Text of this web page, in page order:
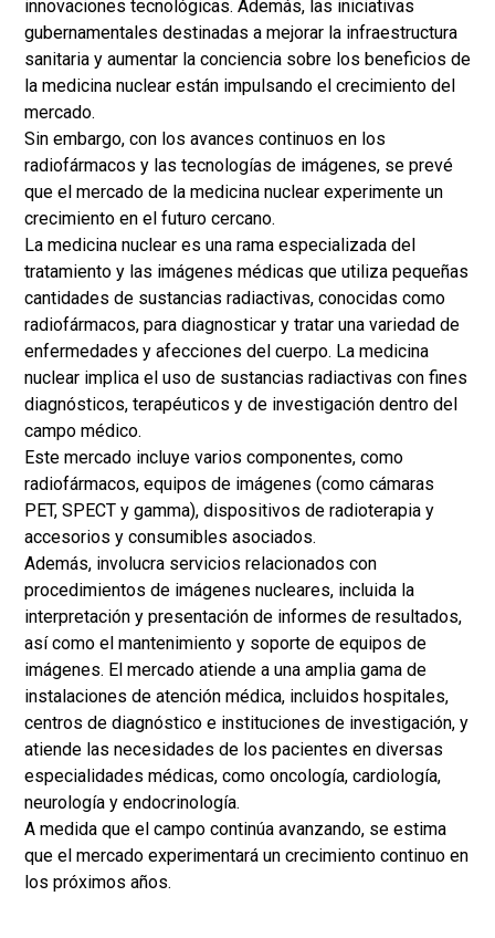
innovaciones tecnológicas. Además, las iniciativas
gubernamentales destinadas a mejorar la infraestructura
sanitaria y aumentar la conciencia sobre los beneficios de
la medicina nuclear están impulsando el crecimiento del
mercado.
Sin embargo, con los avances continuos en los
radiofármacos y las tecnologías de imágenes, se prevé
que el mercado de la medicina nuclear experimente un
crecimiento en el futuro cercano.
La medicina nuclear es una rama especializada del
tratamiento y las imágenes médicas que utiliza pequeñas
cantidades de sustancias radiactivas, conocidas como
radiofármacos, para diagnosticar y tratar una variedad de
enfermedades y afecciones del cuerpo. La medicina
nuclear implica el uso de sustancias radiactivas con fines
diagnósticos, terapéuticos y de investigación dentro del
campo médico.
Este mercado incluye varios componentes, como
radiofármacos, equipos de imágenes (como cámaras
PET, SPECT y gamma), dispositivos de radioterapia y
accesorios y consumibles asociados.
Además, involucra servicios relacionados con
procedimientos de imágenes nucleares, incluida la
interpretación y presentación de informes de resultados,
así como el mantenimiento y soporte de equipos de
imágenes. El mercado atiende a una amplia gama de
instalaciones de atención médica, incluidos hospitales,
centros de diagnóstico e instituciones de investigación, y
atiende las necesidades de los pacientes en diversas
especialidades médicas, como oncología, cardiología,
neurología y endocrinología.
A medida que el campo continúa avanzando, se estima
que el mercado experimentará un crecimiento continuo en
los próximos años.